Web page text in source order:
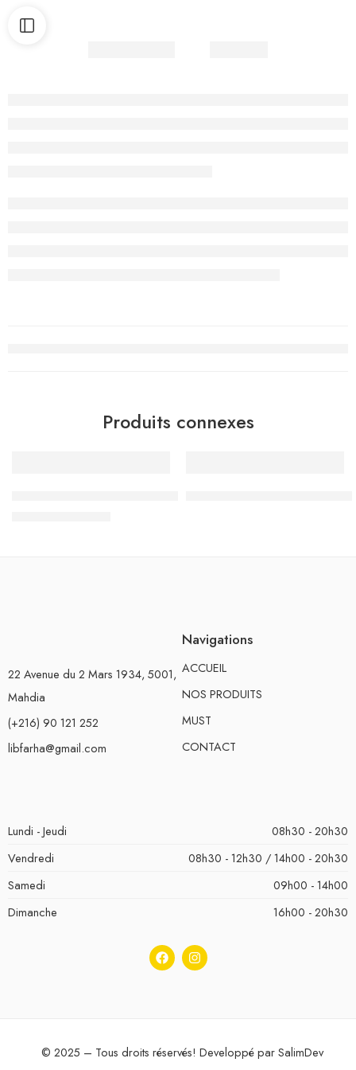
Produits connexes
22 Avenue du 2 Mars 1934, 5001,
Mahdia
(+216) 90 121 252
libfarha@gmail.com
Navigations
ACCUEIL
NOS PRODUITS
MUST
CONTACT
Lundi - Jeudi
08h30 - 20h30
Vendredi
08h30 - 12h30 / 14h00 - 20h30
Samedi
09h00 - 14h00
Dimanche
16h00 - 20h30
© 2025 – Tous droits réservés! Developpé parSalimDev